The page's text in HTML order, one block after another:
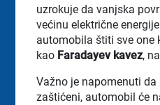
uzrokuje da vanjska
većinu električne
automobila štiti sve one
kao Faradayev kavez,
Važno je napomenuti
zaštićeni, automobil će